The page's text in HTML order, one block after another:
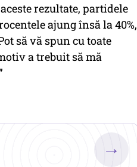
rezultate, partidele
ajung însă la 40%,
să vă spun cu toate
a trebuit să mă
→